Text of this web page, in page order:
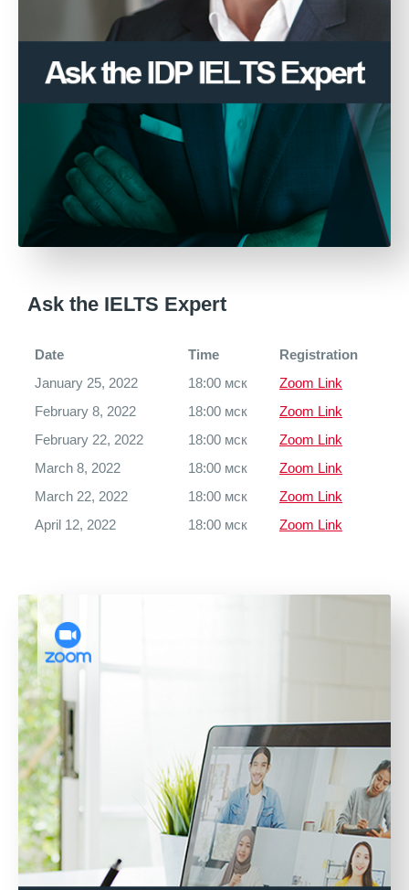
Ask the IELTS Expert
Date Time
Registration
January 25, 2022
18:00 мск
Zoom Link
February 8, 2022
18:00 мск
Zoom Link
February 22, 2022
18:00 мск
Zoom Link
March 8, 2022
18:00 мск
Zoom Link
March 22, 2022
18:00 мск
Zoom Link
April 12, 2022
18:00 мск Zoom Link